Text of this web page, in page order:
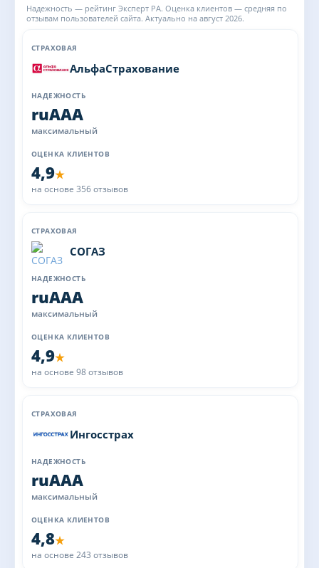
Надежность — рейтинг Эксперт РА. Оценка клиентов — средняя по
отзывам пользователей сайта. Актуально на август 2026.
АльфаСтрахование
ruAAA
максимальный
4,9★
на основе 356 отзывов
СОГАЗ
ruAAA
максимальный
4,9★
на основе 98 отзывов
Ингосстрах
ruAAA
максимальный
4,8★
на основе 243 отзывов